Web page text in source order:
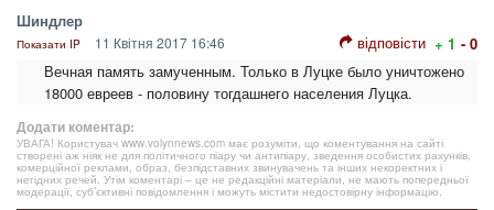
Шиндлер
Показати IP 11 Квітня 2017 16:46 відповісти + 1 - 0
Вечная память замученным. Только в Луцке было уничтожено
18000 евреев - половину тогдашнего населения Луцка.
Додати коментар:
УВАГА! Користувач www.volynnews.com має розуміти, що коментування на сайті
створені аж ніяк не для політичного піару чи антипіару, зведення особистих рахунків,
комерційної реклами, образ, безпідставних звинувачень та інших некоректних і
негідних речей. Утім коментарі – це не редакційні матеріали, не мають попередньої
модерації, суб’єктивні повідомлення і можуть містити недостовірну інформацію.